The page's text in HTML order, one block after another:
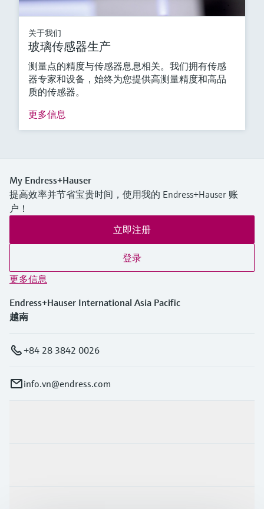
关于我们
玻璃传感器生产
测量点的精度与传感器息息相关。我们拥有传感
器专家和设备，始终为您提供高测量精度和高品
质的传感器。
更多信息
My Endress+Hauser
提高效率并节省宝贵时间，使用我的 Endress+Hauser 账
户！
立即注册
登录
更多信息
Endress+Hauser International Asia Pacific
越南
+84 28 3842 0026
info.vn@endress.com